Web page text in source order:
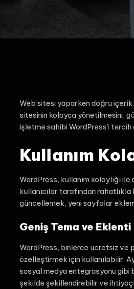
Web sitesi yaparken doğru
sitesinin kolayca yönetilmesini,
işletme sahibi WordPress’i
Kullanım
WordPress, kullanım kolaylığı
kullanıcılar tarafından
güncellemek, yeni sayfalar
Geniş Tema ve
WordPress, binlerce ücretsiz ve
özelleştirmek için kullanılabilir.
sosyal medya entegrasyonu gibi
şekilde şekillendirebilir ve